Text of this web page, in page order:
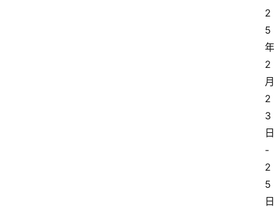
2
5
年
2
月
2
3
日
-
2
5
日